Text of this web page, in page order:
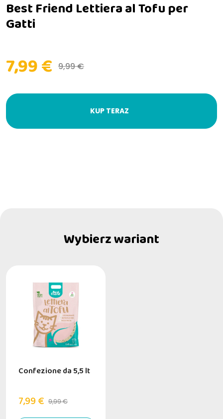
Best Friend Lettiera al Tofu per
Gatti
7,99 € 9,99 €
KUP TERAZ
Wybierz wariant
Confezione da 5,5 lt
7,99 € 9,99 €